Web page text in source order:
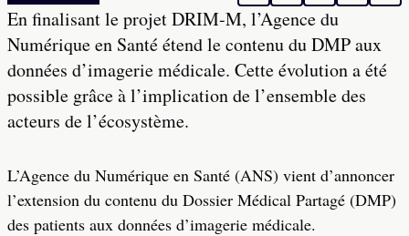
En finalisant le projet DRIM-M, l’Agence du
Numérique en Santé étend le contenu du DMP aux
données d’imagerie médicale. Cette évolution a été
possible grâce à l’implication de l’ensemble des
acteurs de l’écosystème.
L’Agence du Numérique en Santé (ANS) vient d’annoncer
l’extension du contenu du Dossier Médical Partagé (DMP)
des patients aux données d’imagerie médicale.